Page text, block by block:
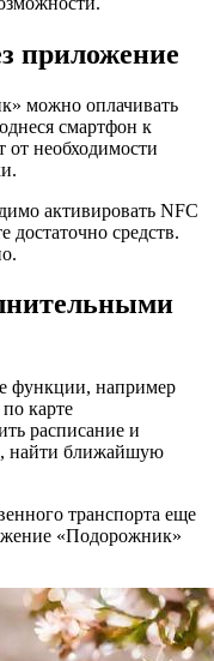
приложение
можно оплачивать
смартфон к
от необходимости
активировать NFC
достаточно средств.
функции, например
карте
расписание и
найти ближайшую
транспорта еще
«Подорожник»